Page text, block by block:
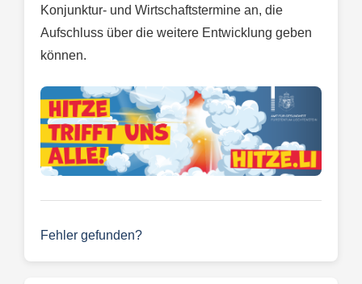
Konjunktur- und Wirtschaftstermine an, die
Aufschluss über die weitere Entwicklung geben
können.
Fehler gefunden?